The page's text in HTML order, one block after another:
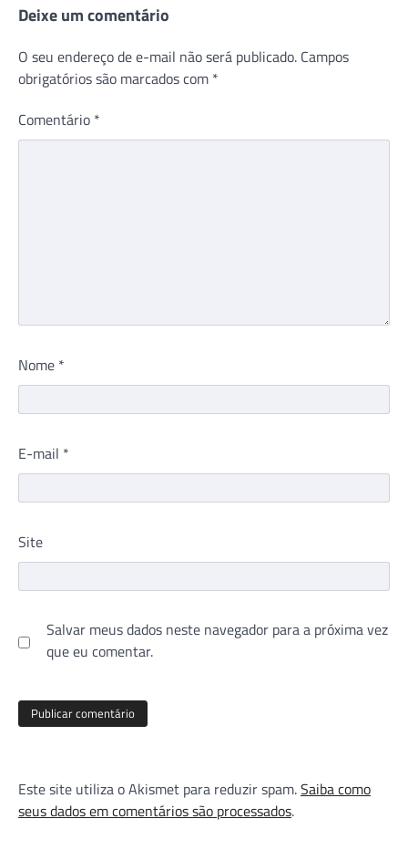
Deixe um comentário
O seu endereço de e-mail não será publicado. Campos
obrigatórios são marcados com *
Comentário *
Nome *
E-mail *
Site
Salvar meus dados neste navegador para a próxima vez
que eu comentar.
Este site utiliza o Akismet para reduzir spam.Saiba como
seus dados em comentários são processados.